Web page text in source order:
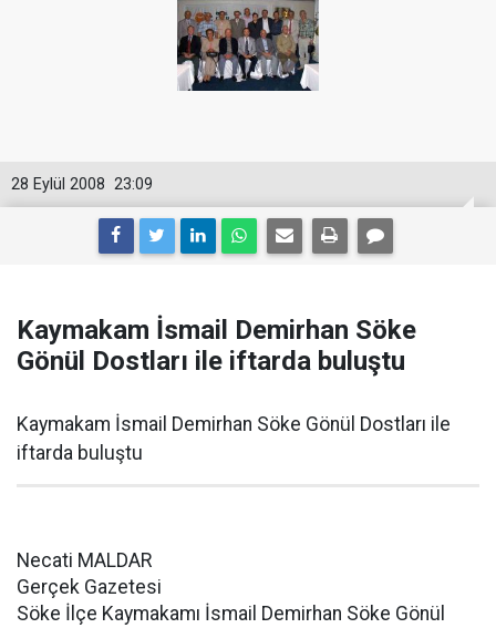
23:09
28 Eylül 2008
Kaymakam İsmail Demirhan Söke
Gönül Dostları ile iftarda buluştu
Kaymakam İsmail Demirhan Söke Gönül Dostları ile
iftarda buluştu
Necati MALDAR
Gerçek Gazetesi
Söke İlçe Kaymakamı İsmail Demirhan Söke Gönül